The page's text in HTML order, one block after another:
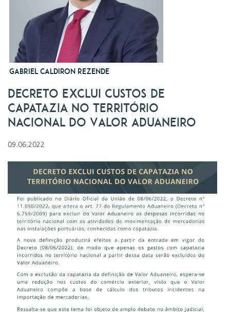
Gabriel Caldiron Rezende
Decreto Exclui Custos de
Capatazia no Território
Nacional do Valor Aduaneiro
09.06.2022